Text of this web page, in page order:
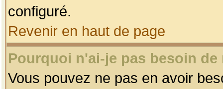
configuré.
Revenir en haut de page
Pourquoi n'ai-je pas besoin
Vous pouvez ne pas en avoir